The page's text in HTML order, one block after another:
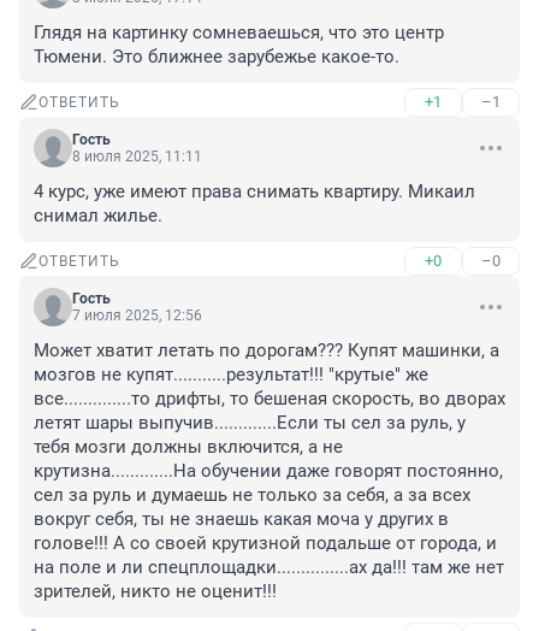
Глядя на картинку сомневаешься, что это центр
Тюмени. Это ближнее зарубежье какое-то.
ОТВЕТИТЬ +1 –1
Гость
8 июля 2025, 11:11
4 курс, уже имеют права снимать квартиру. Микаил
снимал жилье.
ОТВЕТИТЬ +0 –0
Гость
7 июля 2025, 12:56
Может хватит летать по дорогам??? Купят машинки, а
мозгов не купят...........результат!!! "крутые" же
все..............то дрифты, то бешеная скорость, во дворах
летят шары выпучив.............Если ты сел за руль, у
тебя мозги должны включится, а не
крутизна.............На обучении даже говорят постоянно,
сел за руль и думаешь не только за себя, а за всех
вокруг себя, ты не знаешь какая моча у других в
голове!!! А со своей крутизной подальше от города, и
на поле и ли спецплощадки...............ах да!!! там же нет
зрителей, никто не оценит!!!